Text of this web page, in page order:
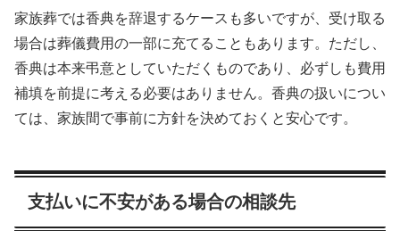
家族葬では香典を辞退するケースも多いですが、受け取る
場合は葬儀費用の一部に充てることもあります。ただし、
香典は本来弔意としていただくものであり、必ずしも費用
補填を前提に考える必要はありません。香典の扱いについ
ては、家族間で事前に方針を決めておくと安心です。
支払いに不安がある場合の相談先